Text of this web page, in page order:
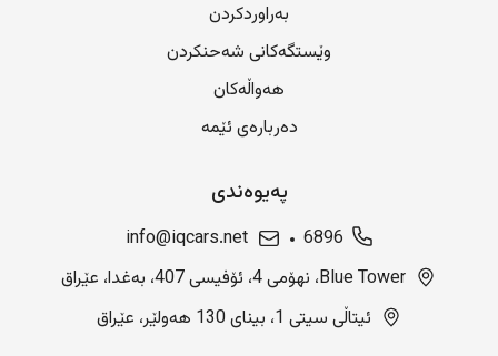
بەراوردکردن
وێستگەکانی شەحنکردن
هەواڵەکان
دەربارەی ئێمە
پەیوەندی
6896
info@iqcars.net
Blue Tower، نهۆمی 4، ئۆفیسی 407، بەغدا، عێراق
ئیتاڵی سیتی 1، بینای 130 هەولێر، عێراق